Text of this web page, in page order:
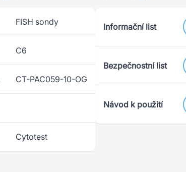
FISH sondy
C6
CT-PAC059-10-OG
Cytotest
Informační list
Bezpečnostní list
Návod k použití